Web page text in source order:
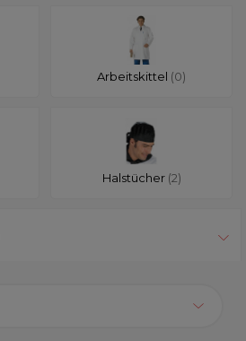
Arbeitskittel (0)
Halstücher (2)